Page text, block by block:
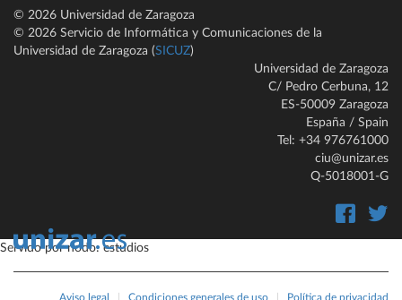
© 2026 Universidad de Zaragoza
© 2026 Servicio de Informática y Comunicaciones de la
Universidad de Zaragoza (SICUZ)
Universidad de Zaragoza
C/ Pedro Cerbuna, 12
ES-50009 Zaragoza
España / Spain
Tel: +34 976761000
ciu@unizar.es
Q-5018001-G
Aviso legal Condiciones generales de uso Política de privacidad
Servido por nodo: estudios